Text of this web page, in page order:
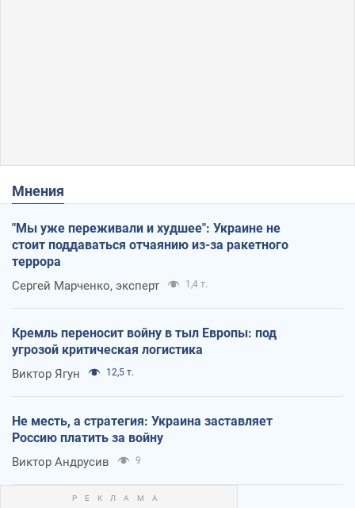
Мнения
"Мы уже переживали и худшее": Украине не
стоит поддаваться отчаянию из-за ракетного
террора
Сергей Марченко, эксперт 1,4 т.
Кремль переносит войну в тыл Европы: под
угрозой критическая логистика
Виктор Ягун 12,5 т.
Не месть, а стратегия: Украина заставляет
Россию платить за войну
Виктор Андрусив 9